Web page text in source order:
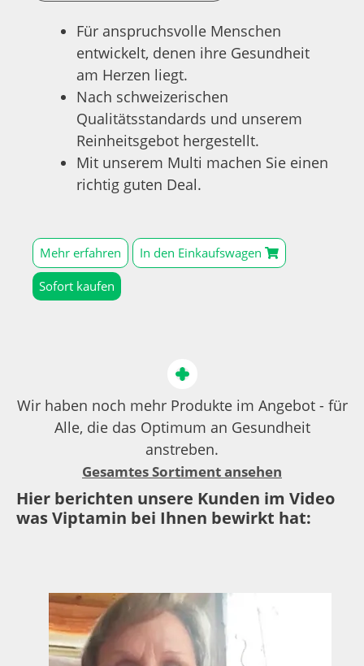
Für anspruchsvolle Menschen
entwickelt, denen ihre Gesundheit
am Herzen liegt.
Nach schweizerischen
Qualitätsstandards und unserem
Reinheitsgebot hergestellt.
Mit unserem Multi machen Sie einen
richtig guten Deal.
Mehr erfahren In den Einkaufswagen
Sofort kaufen
Wir haben noch mehr Produkte im Angebot - für
Alle, die das Optimum an Gesundheit
anstreben.
Gesamtes Sortiment ansehen
Hier berichten unsere Kunden im Video
was Viptamin bei Ihnen bewirkt hat: